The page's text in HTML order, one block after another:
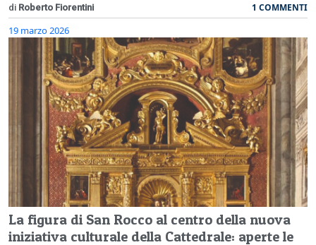
di Roberto Fiorentini 1 COMMENTI
19 marzo 2026
La figura di San Rocco al centro della nuova
iniziativa culturale della Cattedrale: aperte le